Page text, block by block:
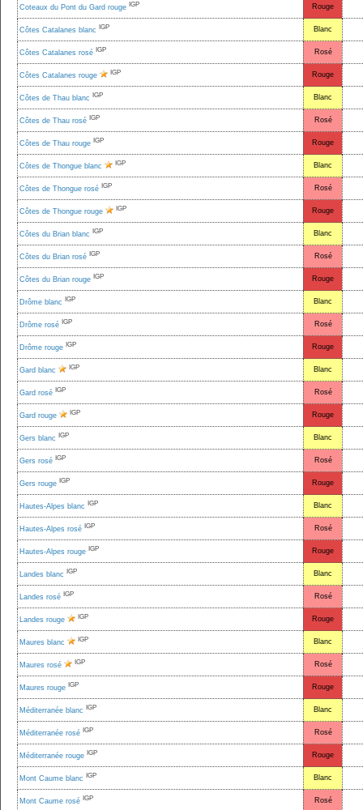
Coteaux du Pont du Gard rouge IGP Rouge
Côtes Catalanes blanc IGP Blanc
Côtes Catalanes rosé IGP Rosé
Côtes Catalanes rouge IGP Rouge
Côtes de Thau blanc IGP Blanc
Côtes de Thau rosé IGP Rosé
Côtes de Thau rouge IGP Rouge
Côtes de Thongue blanc IGP Blanc
Côtes de Thongue rosé IGP Rosé
Côtes de Thongue rouge IGP Rouge
Côtes du Brian blanc IGP Blanc
Côtes du Brian rosé IGP Rosé
Côtes du Brian rouge IGP Rouge
Drôme blanc IGP Blanc
Drôme rosé IGP Rosé
Drôme rouge IGP Rouge
Gard blanc IGP Blanc
Gard rosé IGP Rosé
Gard rouge IGP Rouge
Gers blanc IGP Blanc
Gers rosé IGP Rosé
Gers rouge IGP Rouge
Hautes-Alpes blanc IGP Blanc
Hautes-Alpes rosé IGP Rosé
Hautes-Alpes rouge IGP Rouge
Landes blanc IGP Blanc
Landes rosé IGP Rosé
Landes rouge IGP Rouge
Maures blanc IGP Blanc
Maures rosé IGP Rosé
Maures rouge IGP Rouge
Méditerranée blanc IGP Blanc
Méditerranée rosé IGP Rosé
Méditerranée rouge IGP Rouge
Mont Caume blanc IGP Blanc
Mont Caume rosé IGP Rosé